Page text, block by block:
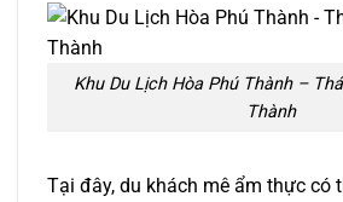
Khu Du Lịch Hòa Phú Thành –
Thành
Tại đây, du khách mê ẩm thực có